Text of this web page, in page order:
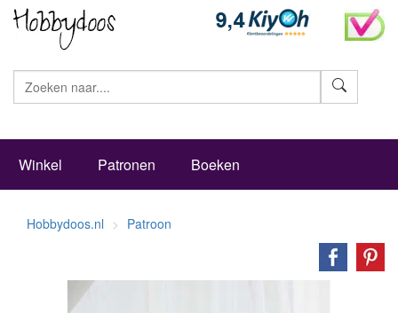
Winkel Patronen Boeken
Hobbydoos.nl Patroon